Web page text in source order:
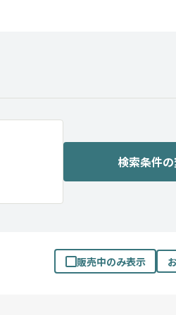
検索条件
販売中のみ表示